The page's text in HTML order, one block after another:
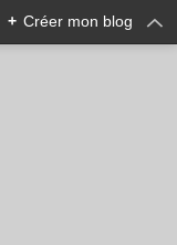
+ Créer mon blog